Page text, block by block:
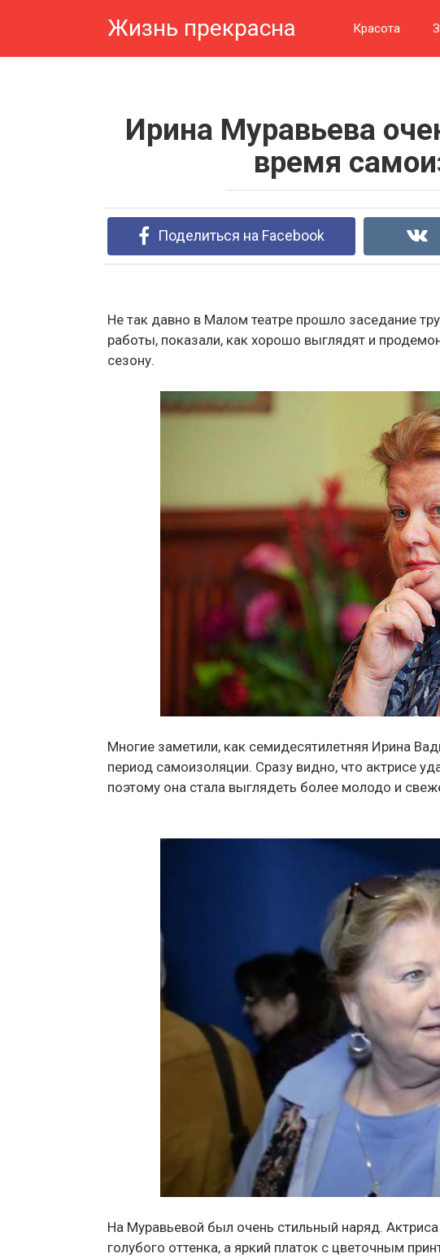
Жизнь прекрасна Красота
Ирина Муравьева
время
Поделиться на Facebook
Не так давно в Малом театре прошло заседание
работы, показали, как хорошо выглядят и
сезону.
Многие заметили, как семидесятилетняя Ирина
период самоизоляции. Сразу видно, что актрисе
поэтому она стала выглядеть более молодо и
На Муравьевой был очень стильный наряд.
голубого оттенка, а яркий платок с цветочным